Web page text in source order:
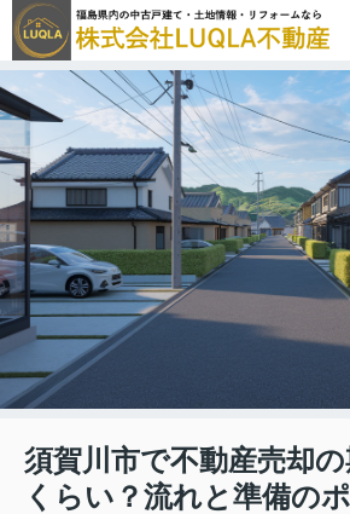
須賀川市で不動産売却
くらい？流れと準備の